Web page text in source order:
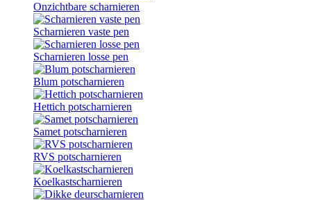
Onzichtbare scharnieren
Scharnieren vaste pen
Scharnieren losse pen
Blum potscharnieren
Hettich potscharnieren
Samet potscharnieren
RVS potscharnieren
Koelkastscharnieren